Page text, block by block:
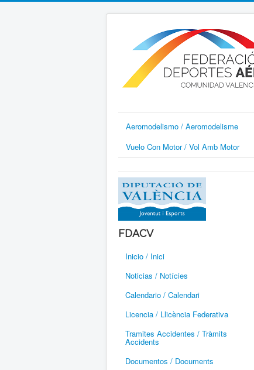
Aeromodelismo / Aeromodelisme
Vuelo Con Motor / Vol Amb Motor
FDACV
Inicio / Inici
Noticias / Notícies
Calendario / Calendari
Licencia / Llicència Federativa
Tramites Accidentes / Tràmits
Accidents
Documentos / Documents